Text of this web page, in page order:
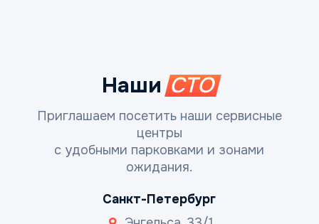
Наши СТО
Приглашаем посетить наши сервисные
центры
с удобными парковками и зонами
ожидания.
Санкт-Петербург